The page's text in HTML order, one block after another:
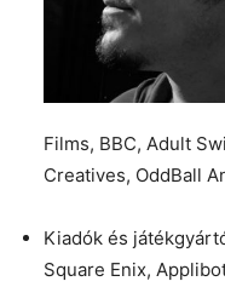
Films, BBC, Adult
Creatives, OddBall
Kiadók és
Square Enix,